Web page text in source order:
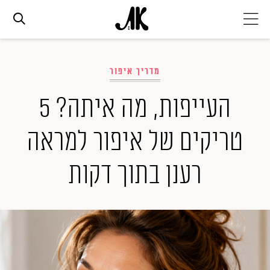
אופנה
ביוטי
סלבס
ערוצים נוספים
המגזין
מדריך איפור
העייפות, מה איתה? 5
טריקים של איפור למראה
רענן בתוך דקות